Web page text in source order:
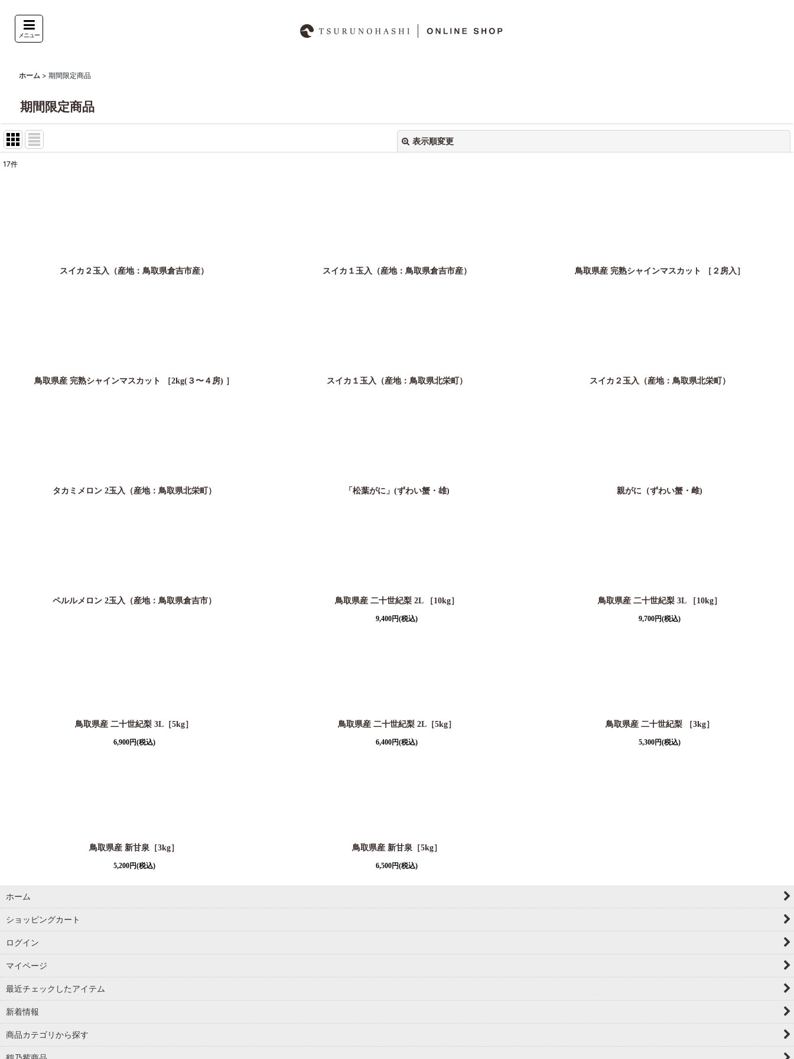
メニュー
ホーム > 期間限定商品
期間限定商品
表示順変更
17件
スイカ２玉入（産地：鳥取県倉吉市産） スイカ１玉入（産地：鳥取県倉吉市産） 鳥取県産 完熟シャインマスカット ［２房入］
鳥取県産 完熟シャインマスカット ［2kg(３〜４房) ］ スイカ１玉入（産地：鳥取県北栄町） スイカ２玉入（産地：鳥取県北栄町）
タカミメロン 2玉入（産地：鳥取県北栄町） 「松葉がに」(ずわい蟹・雄) 親がに（ずわい蟹・雌)
ペルルメロン 2玉入（産地：鳥取県倉吉市） 鳥取県産 二十世紀梨 2L ［10kg］
9,400円(税込)
鳥取県産 二十世紀梨 3L ［10kg］
9,700円(税込)
鳥取県産 二十世紀梨 3L［5kg］
6,900円(税込)
鳥取県産 二十世紀梨 2L［5kg］
6,400円(税込)
鳥取県産 二十世紀梨 ［3kg］
5,300円(税込)
鳥取県産 新甘泉［3kg］
5,200円(税込)
鳥取県産 新甘泉［5kg］
6,500円(税込)
ホーム
ショッピングカート
ログイン
マイページ
最近チェックしたアイテム
新着情報
商品カテゴリから探す